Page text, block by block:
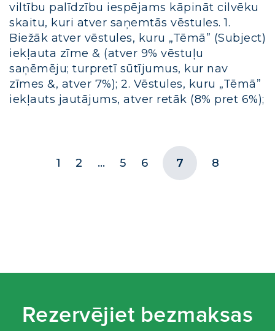
viltību palīdzību iespējams kāpināt cilvēku
skaitu, kuri atver saņemtās vēstules. 1.
Biežāk atver vēstules, kuru „Tēmā” (Subject)
iekļauta zīme & (atver 9% vēstuļu
saņēmēju; turpretī sūtījumus, kur nav
zīmes &, atver 7%); 2. Vēstules, kuru „Tēmā”
iekļauts jautājums, atver retāk (8% pret 6%);
1 2 … 5 6 7 8
Rezervējiet bezmaksas